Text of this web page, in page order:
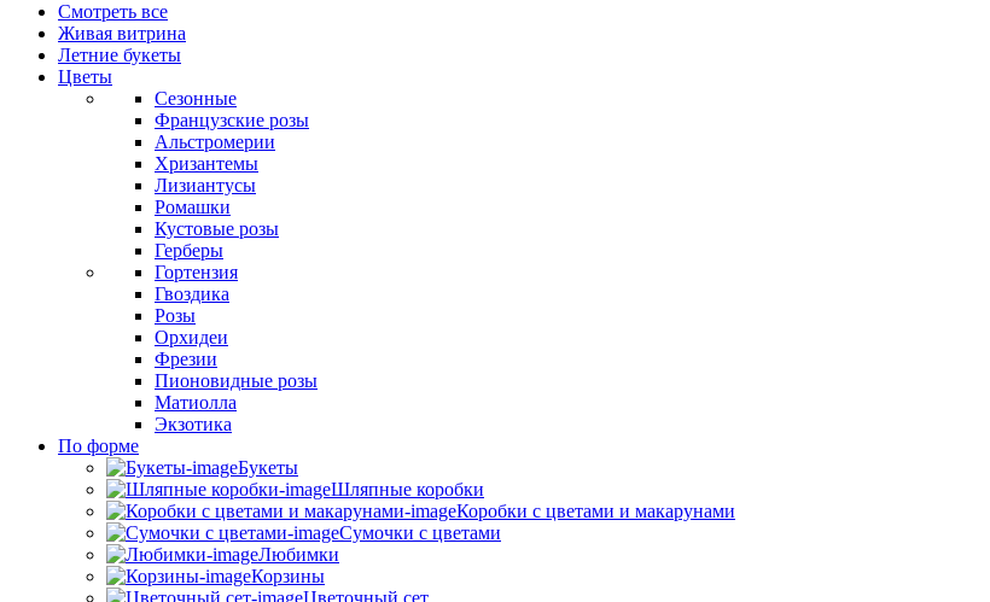
Смотреть все
Живая витрина
Летние букеты
Цветы
Сезонные
Французские розы
Альстромерии
Хризантемы
Лизиантусы
Ромашки
Кустовые розы
Герберы
Гортензия
Гвоздика
Розы
Орхидеи
Фрезии
Пионовидные розы
Матиолла
Экзотика
По форме
Букеты
Шляпные коробки
Коробки с цветами и макарунами
Сумочки с цветами
Любимки
Корзины
Цветочный сет